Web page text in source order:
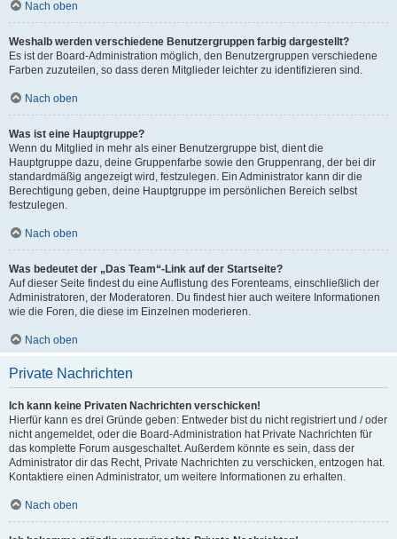
Nach oben
Weshalb werden verschiedene Benutzergruppen farbig dargestellt?
Es ist der Board-Administration möglich, den Benutzergruppen verschiedene
Farben zuzuteilen, so dass deren Mitglieder leichter zu identifizieren sind.
Nach oben
Was ist eine Hauptgruppe?
Wenn du Mitglied in mehr als einer Benutzergruppe bist, dient die
Hauptgruppe dazu, deine Gruppenfarbe sowie den Gruppenrang, der bei dir
standardmäßig angezeigt wird, festzulegen. Ein Administrator kann dir die
Berechtigung geben, deine Hauptgruppe im persönlichen Bereich selbst
festzulegen.
Nach oben
Was bedeutet der „Das Team“-Link auf der Startseite?
Auf dieser Seite findest du eine Auflistung des Forenteams, einschließlich der
Administratoren, der Moderatoren. Du findest hier auch weitere Informationen
wie die Foren, die diese im Einzelnen moderieren.
Nach oben
Private Nachrichten
Ich kann keine Privaten Nachrichten verschicken!
Hierfür kann es drei Gründe geben: Entweder bist du nicht registriert und / oder
nicht angemeldet, oder die Board-Administration hat Private Nachrichten für
das komplette Forum ausgeschaltet. Außerdem könnte es sein, dass der
Administrator dir das Recht, Private Nachrichten zu verschicken, entzogen hat.
Kontaktiere einen Administrator, um weitere Informationen zu erhalten.
Nach oben